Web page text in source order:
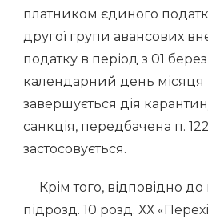
платником єдиного
другої групи авансових
податку в період з 01
календарний день
завершується дія
санкція, передбачена п.
застосовується.
Крім того, відповідно до
підрозд. 10 розд. ХХ